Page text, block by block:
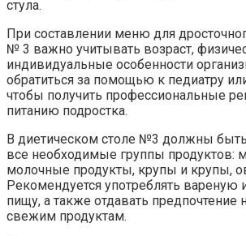
стула.
При составлении меню для
№ 3 важно учитывать возраст,
индивидуальные особенности
обратиться за помощью к педиатру
чтобы получить профессиональные
питанию подростка.
В диетическом столе №3 должны
все необходимые группы продуктов:
молочные продукты, крупы и крупы,
Рекомендуется употреблять вареную
пищу, а также отдавать предпочтение
свежим продуктам.